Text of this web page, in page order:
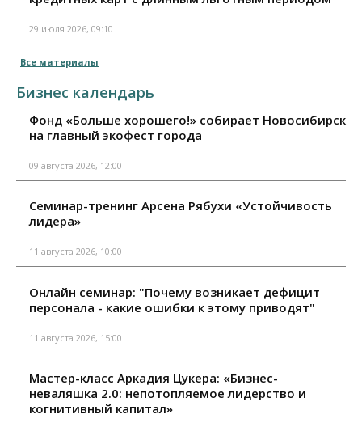
29 июля 2026, 09:10
Все материалы
Бизнес календарь
Фонд «Больше хорошего!» собирает Новосибирск
на главный экофест города
09 августа 2026, 12:00
Семинар-тренинг Арсена Рябухи «Устойчивость
лидера»
11 августа 2026, 10:00
Онлайн семинар: "Почему возникает дефицит
персонала - какие ошибки к этому приводят"
11 августа 2026, 15:00
Мастер-класс Аркадия Цукера: «Бизнес-
неваляшка 2.0: непотопляемое лидерство и
когнитивный капитал»